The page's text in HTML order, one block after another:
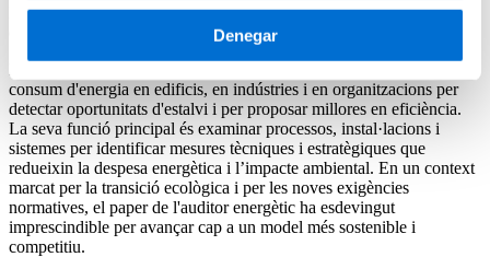
Denegar
Descobreix com et pots convertir en auditor energètic de la mà
consum d'energia en edificis, en indústries i en organitzacions per
detectar oportunitats d'estalvi i per proposar millores en eficiència.
La seva funció principal és examinar processos, instal·lacions i
sistemes per identificar mesures tècniques i estratègiques que
redueixin la despesa energètica i l’impacte ambiental. En un context
marcat per la transició ecològica i per les noves exigències
normatives, el paper de l'auditor energètic ha esdevingut
imprescindible per avançar cap a un model més sostenible i
competitiu.